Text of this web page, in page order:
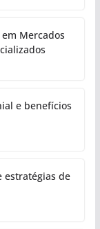
Mercados
e benefícios
estratégias de